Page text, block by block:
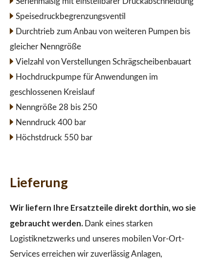
Speisedruckbegrenzungsventil
Durchtrieb zum Anbau von weiteren Pumpen bis
gleicher Nenngröße
Vielzahl von Verstellungen Schrägscheibenbauart
Hochdruckpumpe für Anwendungen im
geschlossenen Kreislauf
Nenngröße 28 bis 250
Nenndruck 400 bar
Höchstdruck 550 bar
Lieferung
Wir liefern Ihre Ersatzteile direkt dorthin, wo sie
gebraucht werden. Dank eines starken
Logistiknetzwerks und unseres mobilen Vor-Ort-
Services erreichen wir zuverlässig Anlagen,